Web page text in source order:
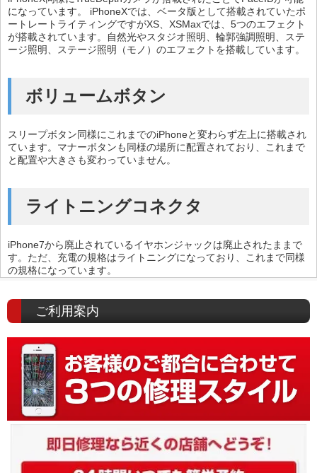
になっています。 iPhoneXでは、ベータ版として搭載されていたポ
ートレートライティングですがXS、XSMaxでは、5つのエフェクト
が搭載されています。自然光やスタジオ照明、輪郭強調照明、ステ
ージ照明、ステージ照明（モノ）のエフェクトを搭載しています。
ボリュームボタン
スリープボタン同様にこれまでのiPhoneと変わらず左上に搭載され
ています。マナーボタンも同様の場所に配置されており、これまで
と配置や大きさも変わっていません。
ライトニングコネクタ
iPhone7から廃止されているイヤホンジャックは廃止されたままで
す。ただ、充電の規格はライトニングになっており、これまで同様
の規格になっています。
ご利用案内